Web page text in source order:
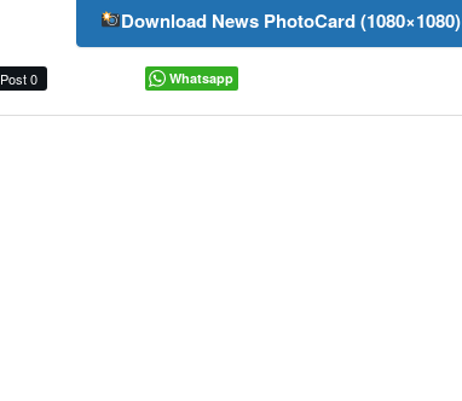
Download News PhotoCard (1080×1080)
Post 0 Whatsapp